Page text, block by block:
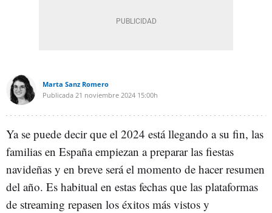
Marta Sanz Romero
Publicada 21 noviembre 2024 15:00h
Ya se puede decir que el 2024 está llegando a su fin, las
familias en España empiezan a preparar las fiestas
navideñas y en breve será el momento de hacer resumen
del año. Es habitual en estas fechas que las plataformas
de streaming repasen los éxitos más vistos y